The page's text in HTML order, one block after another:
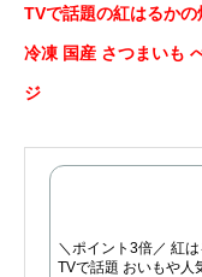
TVで話題の紅はるか
冷凍 国産 さつまいも
ジ
＼ポイント3倍／ 紅
TVで話題 おいもや人